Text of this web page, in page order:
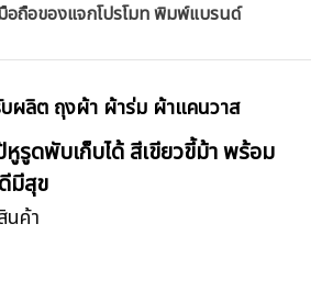
ถือของแจกโปรโมท พิมพ์แบรนด์
บผลิต ถุงผ้า ผ้าร่ม ผ้าแคนวาส
หูรูดพับเก็บได้ สีเขียวขี้ม้า พร้อม
มีสุข
นค้า